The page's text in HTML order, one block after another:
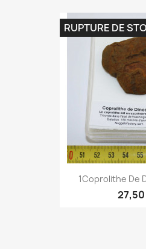
1Coprolithe De
RUPTURE DE